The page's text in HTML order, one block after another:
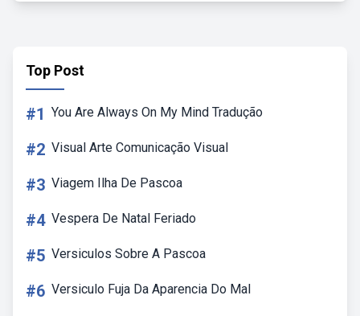
Top Post
#1 You Are Always On My Mind Tradução
#2 Visual Arte Comunicação Visual
#3 Viagem Ilha De Pascoa
#4 Vespera De Natal Feriado
#5 Versiculos Sobre A Pascoa
#6 Versiculo Fuja Da Aparencia Do Mal